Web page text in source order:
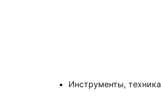
Инструменты, техника